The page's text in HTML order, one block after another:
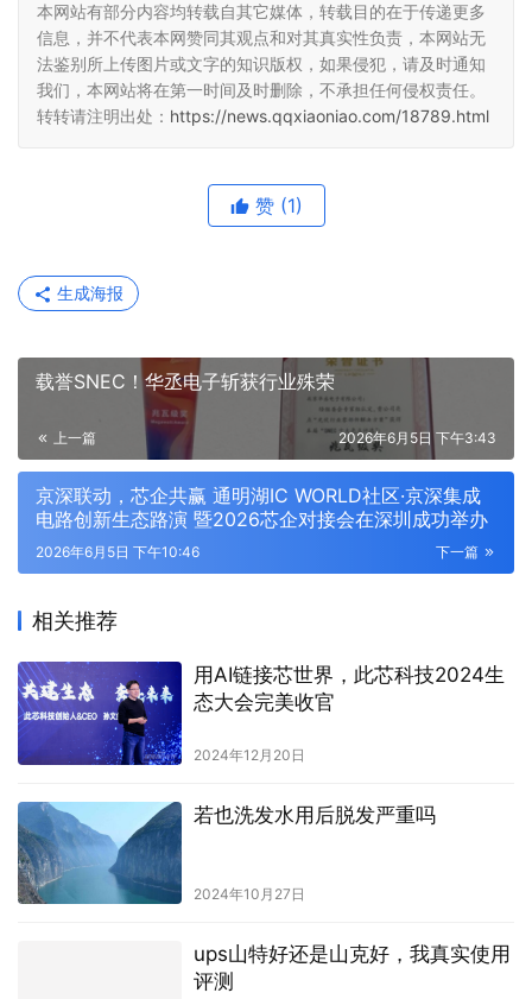
本网站有部分内容均转载自其它媒体，转载目的在于传递更多
信息，并不代表本网赞同其观点和对其真实性负责，本网站无
法鉴别所上传图片或文字的知识版权，如果侵犯，请及时通知
我们，本网站将在第一时间及时删除，不承担任何侵权责任。
转转请注明出处： https://news.qqxiaoniao.com/18789.html
赞 (1)
生成海报
载誉SNEC！华丞电子斩获行业殊荣
上一篇 2026年6月5日 下午3:43
京深联动，芯企共赢 通明湖IC WORLD社区·京深集成
电路创新生态路演 暨2026芯企对接会在深圳成功举办
下一篇
2026年6月5日 下午10:46
相关推荐
用AI链接芯世界，此芯科技2024生
态大会完美收官
2024年12月20日
若也洗发水用后脱发严重吗
2024年10月27日
ups山特好还是山克好，我真实使用
评测